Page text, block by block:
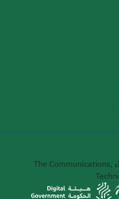
The Communications,